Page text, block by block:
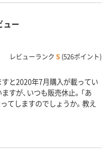
ュー
レビューランク S (526ポイント)
と2020年7月購入が載ってい
すが、いつも販売休止。「あ
てしますのでしょうか。教え